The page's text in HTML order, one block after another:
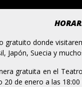
gratuito donde
Japón, Suecia y
gratuita en el
20 de enero a las 18:00